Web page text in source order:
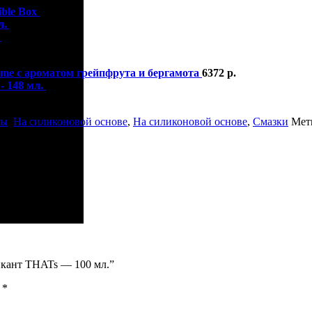
Box
с ароматом грейпфрута и бергамота 6372 р.
148 мл.
На силиконовой основе, На силиконовой основе, Смазки
THATs — 100 мл.”
*